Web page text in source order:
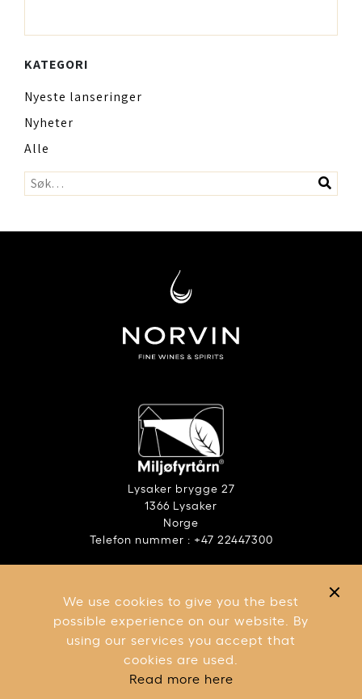
We use cookies to give you the best
possible experience on our website. By
using our services you accept that
cookies are used.
Read more here
KATEGORI
Nyeste lanseringer
Nyheter
Alle
Lysaker brygge 27
1366 Lysaker
Norge
Telefon nummer : +47 22447300
VILKÅR OG BETINGELSER